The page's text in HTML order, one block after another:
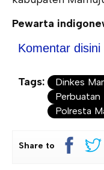
Pewarta
Komentar disini
Tags: Dinkes
Perbuatan
Polresta
Share to